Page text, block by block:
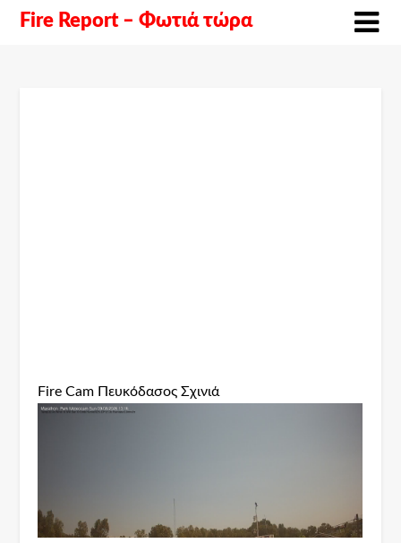
Fire Report – Φωτιά τώρα
Fire Cam Πευκόδασος Σχινιά